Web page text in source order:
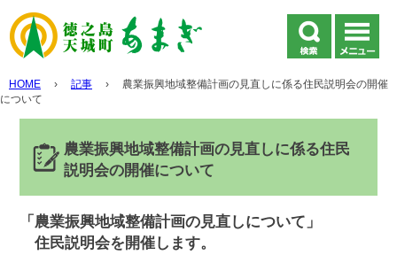
HOME › 記事 ›
農業振興地域整備計画の見直しに係る住民説明会の開催
について
農業振興地域整備計画の見直しに係る住民
説明会の開催について
「農業振興地域整備計画の見直しについて」
住民説明会を開催します。